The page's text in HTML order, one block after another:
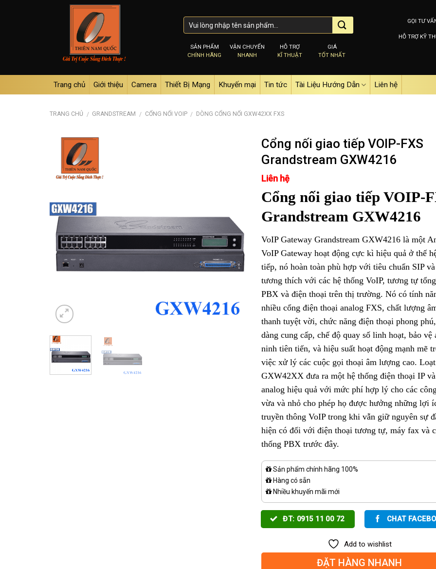
SẢN PHẨM
CHÍNH HÃNG
VẬN CHUYỂN
NHANH
HỖ TRỢ
KĨ THUẬT
GIÁ
TỐT NHẤT
GỌI TƯ
HỖ TRỢ KỸ
Trang chủ Giới thiệu Camera Thiết Bị Mạng Khuyến mại Tin tức Tài Liệu Hướng Dẫn Liên hệ
TRANG CHỦ / GRANDSTREAM / CỔNG NỐI VOIP / DÒNG CỔNG NỐI GXW42XX FXS
Cổng nối giao tiếp VOIP-FXS
Grandstream GXW4216
Liên hệ
Cổng nối giao tiếp VOIP-
Grandstream GXW4216
VoIP Gateway Grandstream GXW4216 là một
VoIP Gateway hoạt động cực kì hiệu quả ở thế
tiếp, nó hoàn toàn phù hợp với tiêu chuẩn SIP và
tương thích với các hệ thống VoIP, tương tự
PBX và điện thoại trên thị trường. Nó có tính
nhiều cổng điện thoại analog FXS, chất lượng
thanh tuyệt vời, chức năng điện thoại phong
dàng cung cấp, chế độ quay số linh hoạt, bảo vệ
ninh tiên tiến, và hiệu suất hoạt động mạnh mẽ
việc xử lý các cuộc gọi thoại âm lượng cao.
GXW42XX đưa ra một hệ thống điện thoại IP và
analog hiệu quả với mức phí hợp lý cho các
vừa và nhỏ cho phép họ được hưởng những lợi
truyền thông VoIP trong khi vẫn giữ nguyên sự
hiện có đối với điện thoại tương tự, máy fax và
thống PBX trước đây.
Sản phẩm chính hãng 100%
Hàng có sẵn
Nhiều khuyến mãi mới
ĐT: 0915 11 00 72 CHAT
Add to wishlist
ĐẶT HÀNG NHANH